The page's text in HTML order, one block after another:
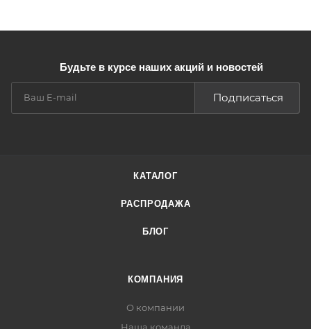
Будьте в курсе наших акций и новостей
Подписаться
КАТАЛОГ
РАСПРОДАЖА
БЛОГ
КОМПАНИЯ
О компании